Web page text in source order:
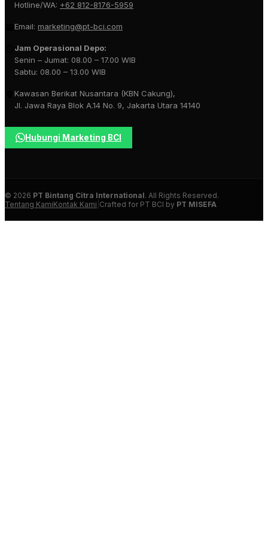
Hotline/WA: +62 812-8176-5959
Email: marketing@pt-bci.com
Jam Operasional Depo:
Senin – Jumat: 08.00 – 17.00 WIB
Sabtu: 08.00 – 13.00 WIB
Kawasan Berikat Nusantara (KBN Cakung),
Jl. Jawa Raya Blok A.14 No. 9, Jakarta Utara 14140
Hubungi Marketing BCI
© 2026 PT Bintang Citra International. All Rights Reserved.
Tentang KamiKontak Kami Crafted for PT BCI by PT MISEFA